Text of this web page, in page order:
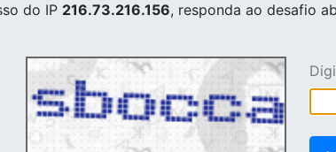
do IP 216.73.216.156, responda ao desafio